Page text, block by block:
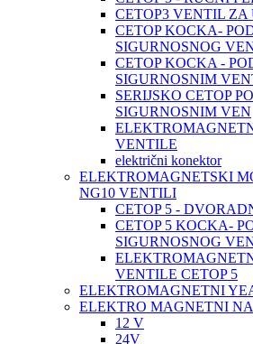
CETOP3 VENTIL ZA
CETOP KOCKA-
SIGURNOSNOG
CETOP KOCKA -
SIGURNOSNIM
SERIJSKO CETOP
SIGURNOSNIM VEN
VENTILE
električni konektor
ELEKTROMAGNETSKI
NG10 VENTILI
CETOP 5 -
CETOP 5 KOCKA-
SIGURNOSNOG
VENTILE CETOP 5
ELEKTROMAGNETNI
ELEKTRO MAGNETNI
12 V
24V